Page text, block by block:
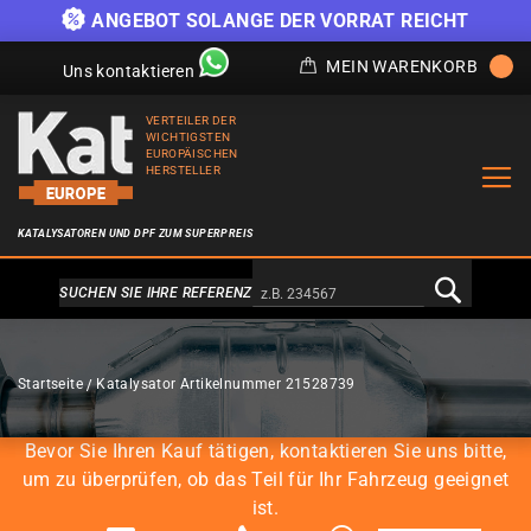
ANGEBOT SOLANGE DER VORRAT REICHT
Uns kontaktieren MEIN WARENKORB
VERTEILER DER
WICHTIGSTEN
EUROPÄISCHEN
HERSTELLER
KATALYSATOREN UND DPF ZUM SUPERPREIS
Alternativa a Doofinder
SUCHEN SIE IHRE REFERENZ
KATALYSATOREN
Startseite Katalysator Artikelnummer 21528739
Bevor Sie Ihren Kauf tätigen, kontaktieren Sie uns bitte,
um zu überprüfen, ob das Teil für Ihr Fahrzeug geeignet
ist.